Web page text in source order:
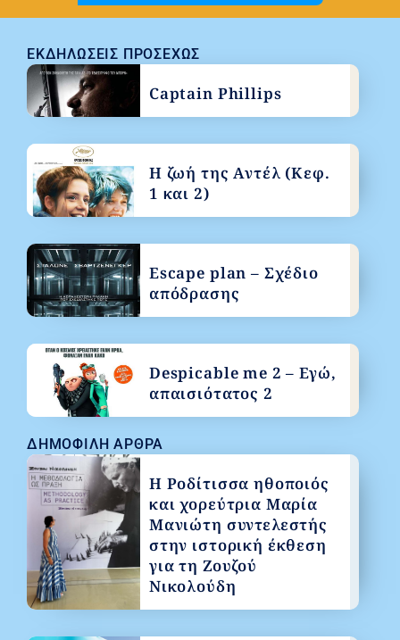
ΔΗΜΟΦΙΛΉ ΆΡΘΡΑ
Η Ροδίτισσα ηθοποιός
και χορεύτρια Μαρία
Μανιώτη συντελεστής
στην ιστορική έκθεση
για τη Ζουζού
Νικολούδη
ΕΚΔΗΛΏΣΕΙΣ ΠΡΟΣΕΧΏΣ
Captain Phillips
Η ζωή της Αντέλ (Κεφ.
1 και 2)
Escape plan – Σχέδιο
απόδρασης
Despicable me 2 – Εγώ,
απαισιότατος 2